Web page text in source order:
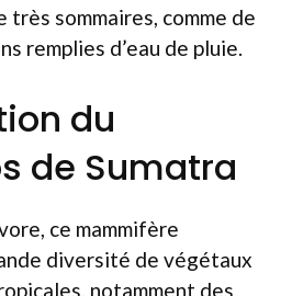
très sommaires, comme de
remplies d’eau de pluie.
du
de Sumatra
ce mammifère
diversité de végétaux
notamment des